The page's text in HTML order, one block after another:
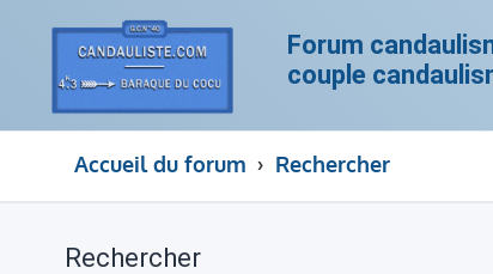
Forum
couple
Accueil du forum Rechercher
Rechercher